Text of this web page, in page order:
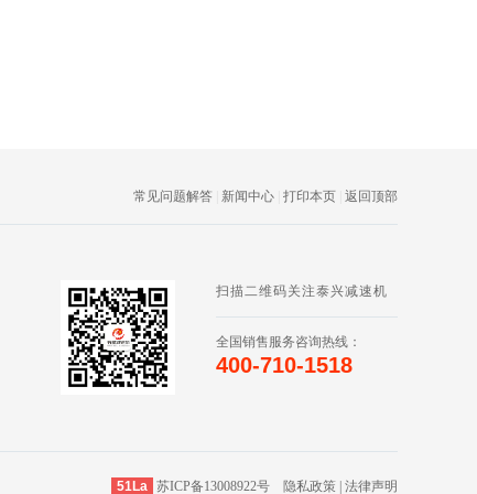
常见问题解答 新闻中心 打印本页 返回顶部
扫描二维码关注泰兴减速机
全国销售服务咨询热线：
400-710-1518
51La 苏ICP备13008922号 隐私政策 法律声明